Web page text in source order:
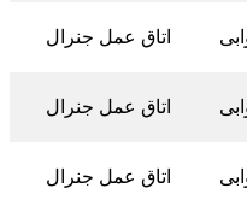
اتاق عمل جنرال
اتاق عمل جنرال
اتاق عمل جنرال